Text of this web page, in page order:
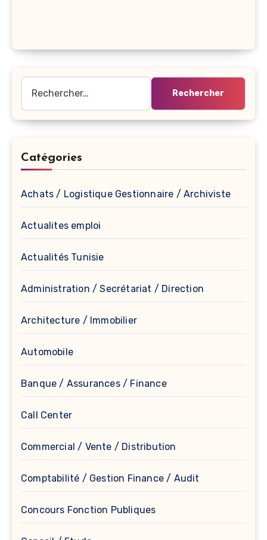
Catégories
Achats / Logistique Gestionnaire / Archiviste
Actualites emploi
Actualités Tunisie
Administration / Secrétariat / Direction
Architecture / Immobilier
Automobile
Banque / Assurances / Finance
Call Center
Commercial / Vente / Distribution
Comptabilité / Gestion Finance / Audit
Concours Fonction Publiques